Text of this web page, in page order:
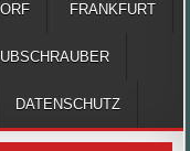
FRANKFURT
DATENSCHUTZ